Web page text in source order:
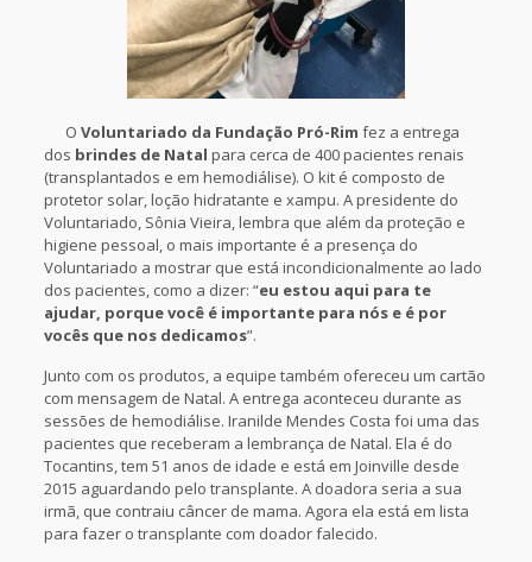
O Voluntariado da Fundação Pró-Rim fez a entrega
dos brindes de Natal para cerca de 400 pacientes renais
(transplantados e em hemodiálise). O kit é composto de
protetor solar, loção hidratante e xampu. A presidente do
Voluntariado, Sônia Vieira, lembra que além da proteção e
higiene pessoal, o mais importante é a presença do
Voluntariado a mostrar que está incondicionalmente ao lado
dos pacientes, como a dizer: “eu estou aqui para te
ajudar, porque você é importante para nós e é por
vocês que nos dedicamos”.
Junto com os produtos, a equipe também ofereceu um cartão
com mensagem de Natal. A entrega aconteceu durante as
sessões de hemodiálise. Iranilde Mendes Costa foi uma das
pacientes que receberam a lembrança de Natal. Ela é do
Tocantins, tem 51 anos de idade e está em Joinville desde
2015 aguardando pelo transplante. A doadora seria a sua
irmã, que contraiu câncer de mama. Agora ela está em lista
para fazer o transplante com doador falecido.